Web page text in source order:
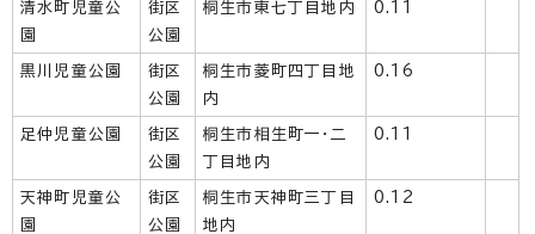
清水町児童公
園
街区
公園
桐生市東七丁目地内 0.11
黒川児童公園
街区
公園
桐生市菱町四丁目地
内
0.16
足仲児童公園
街区
公園
桐生市相生町一・二
丁目地内
0.11
天神町児童公
園
街区
公園
桐生市天神町三丁目
地内
0.12